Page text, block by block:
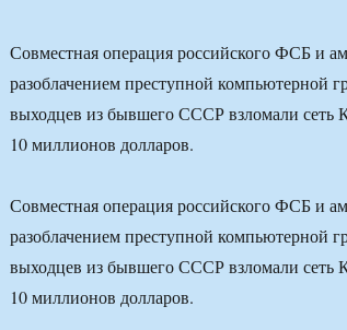
Совместная операция российского ФСБ и
разоблачением преступной компьютерной
выходцев из бывшего СССР взломали сеть
10 миллионов долларов.
Совместная операция российского ФСБ и
разоблачением преступной компьютерной
выходцев из бывшего СССР взломали сеть
10 миллионов долларов.